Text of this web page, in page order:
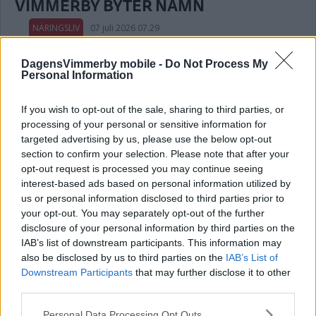
DagensVimmerby mobile - Do Not Process My
Personal Information
If you wish to opt-out of the sale, sharing to third parties, or
processing of your personal or sensitive information for
targeted advertising by us, please use the below opt-out
section to confirm your selection. Please note that after your
opt-out request is processed you may continue seeing
interest-based ads based on personal information utilized by
us or personal information disclosed to third parties prior to
your opt-out. You may separately opt-out of the further
disclosure of your personal information by third parties on the
IAB’s list of downstream participants. This information may
also be disclosed by us to third parties on the IAB’s List of
Downstream Participants that may further disclose it to other
Please note that this website/app uses one or more Google
VIMMERBY BYTER NAMN
NÄRINGSLIV 07 juli 2026 07.29
Alsér om beslutet att överlämna
livsverket: "Företaget blir helt enkelt
starkare"
NÄRINGSLIV 07 juli 2026 04.00
Annons:
EXTRA